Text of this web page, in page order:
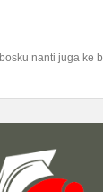
nanti juga ke